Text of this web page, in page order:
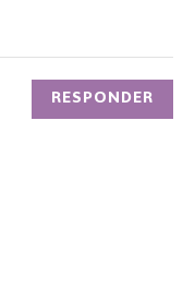
RESPONDER